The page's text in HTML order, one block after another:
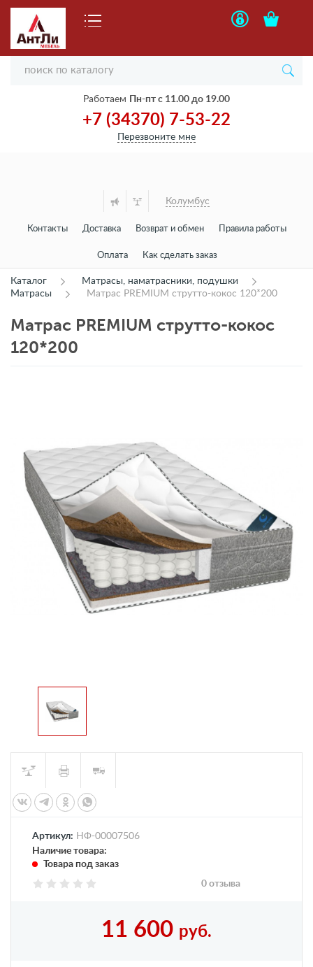
Работаем Пн-пт с 11.00 до 19.00
+7 (34370) 7-53-22
Перезвоните мне
Колумбус
Контакты Доставка Возврат и обмен Правила работы
Оплата Как сделать заказ
Каталог
Матрасы, наматрасники, подушки
Матрасы
Матрас PREMIUM струтто-кокос 120*200
Матрас PREMIUM струтто-кокос
120*200
Артикул: НФ-00007506
Наличие товара:
Товара под заказ
0 отзыва
11 600 руб.